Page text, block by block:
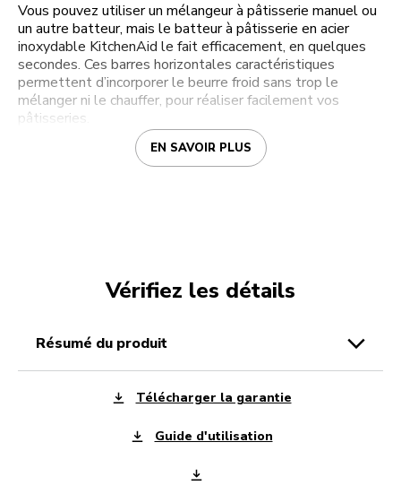
Vous pouvez utiliser un mélangeur à pâtisserie manuel ou
un autre batteur, mais le batteur à pâtisserie en acier
inoxydable KitchenAid le fait efficacement, en quelques
secondes. Ces barres horizontales caractéristiques
permettent d’incorporer le beurre froid sans trop le
mélanger ni le chauffer, pour réaliser facilement vos
pâtisseries.
EN SAVOIR PLUS
Vérifiez les détails
résumé du produit
Télécharger la garantie
Guide d'utilisation